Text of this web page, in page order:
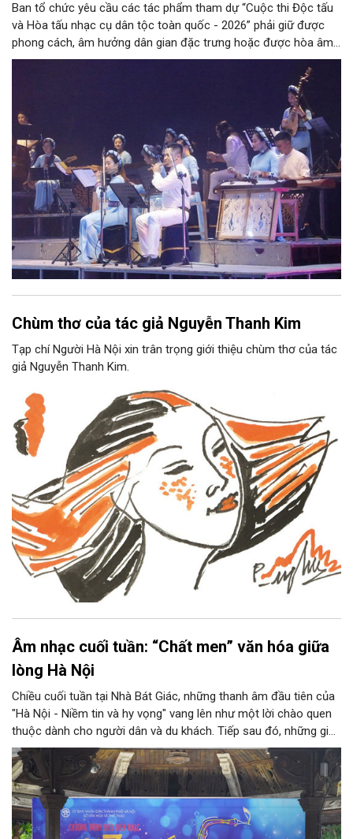
Ban tổ chức yêu cầu các tác phẩm tham dự “Cuộc thi Độc tấu
và Hòa tấu nhạc cụ dân tộc toàn quốc - 2026” phải giữ được
phong cách, âm hưởng dân gian đặc trưng hoặc được hòa âm,
phối khí mới trên nền tảng làn điệu âm nhạc truyền thống Việt
Nam, đồng thời phải được trình diễn trực tiếp bằng nhạc cụ dân
Chùm thơ của tác giả Nguyễn Thanh Kim
Tạp chí Người Hà Nội xin trân trọng giới thiệu chùm thơ của tác
giả Nguyễn Thanh Kim.
Âm nhạc cuối tuần: “Chất men” văn hóa giữa
lòng Hà Nội
Chiều cuối tuần tại Nhà Bát Giác, những thanh âm đầu tiên của
"Hà Nội - Niềm tin và hy vọng" vang lên như một lời chào quen
thuộc dành cho người dân và du khách. Tiếp sau đó, những giai
điệu jazz kinh điển của thế giới lần lượt cất lên qua phần biểu
diễn của NSƯT Quyền Văn Minh và các nghệ sĩ Bình Minh Jazz
Club, mở ra một không gian âm nhạc giàu cảm xúc ngay giữa
trung tâm Thủ đô.